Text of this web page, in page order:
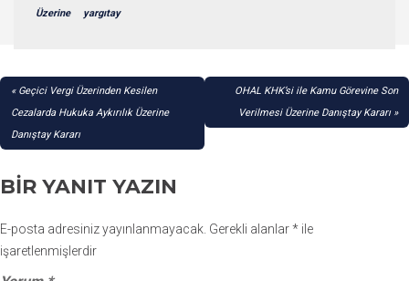
Üzerine yargıtay
YAZI
GEZINMESI
Geçici Vergi Üzerinden Kesilen
Cezalarda Hukuka Aykırılık Üzerine
Danıştay Kararı
OHAL KHK’si ile Kamu Görevine Son
Verilmesi Üzerine Danıştay Kararı
BIR YANIT YAZIN
E-posta adresiniz yayınlanmayacak. Gerekli alanlar* ile
işaretlenmişlerdir